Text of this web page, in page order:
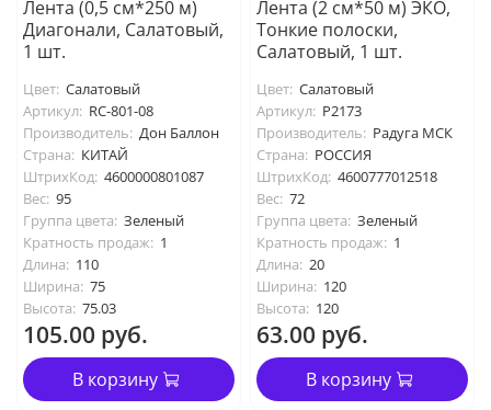
Лента (0,5 см*250 м)
Диагонали, Салатовый,
1 шт.
Цвет: Салатовый
Артикул: RC-801-08
Производитель: Дон Баллон
Страна: КИТАЙ
ШтрихКод: 4600000801087
Вес: 95
Группа цвета: Зеленый
Кратность продаж: 1
Длина: 110
Ширина: 75
Высота: 75.03
105.00 руб.
В корзину
Лента (2 см*50 м) ЭКО,
Тонкие полоски,
Салатовый, 1 шт.
Цвет: Салатовый
Артикул: P2173
Производитель: Радуга МСК
Страна: РОССИЯ
ШтрихКод: 4600777012518
Вес: 72
Группа цвета: Зеленый
Кратность продаж: 1
Длина: 20
Ширина: 120
Высота: 120
63.00 руб.
В корзину